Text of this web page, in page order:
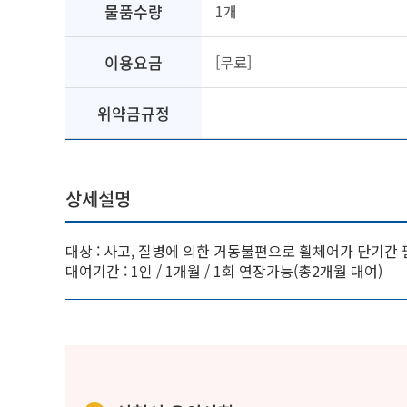
물품수량 1개
이용요금 [무료]
위약금규정
상세설명
대상 : 사고, 질병에 의한 거동불편으로 휠체어가 단기간
대여기간 : 1인 / 1개월 / 1회 연장가능(총2개월 대여)